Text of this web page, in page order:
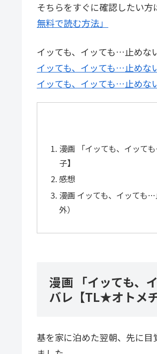
そちらをすぐに確認したい
無料で読む方法」
イッても、イッても…止めな
イッても、イッても…止めな
イッても、イッても…止めな
漫画 「イッても、イッて
子】
感想
漫画 イッても、イッても
外）
漫画 「イッても、
バレ【TL★オトメ
基を家に泊めた翌朝、先に